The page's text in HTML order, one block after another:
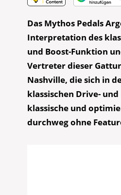
Das Mythos Pedals
Interpretation des
und Boost-Funktion
Vertreter dieser
Nashville, die sich in
klassischen Drive-
klassische und
durchweg ohne